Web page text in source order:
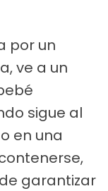
por un
ve a un
sigue al
en una
garantizar